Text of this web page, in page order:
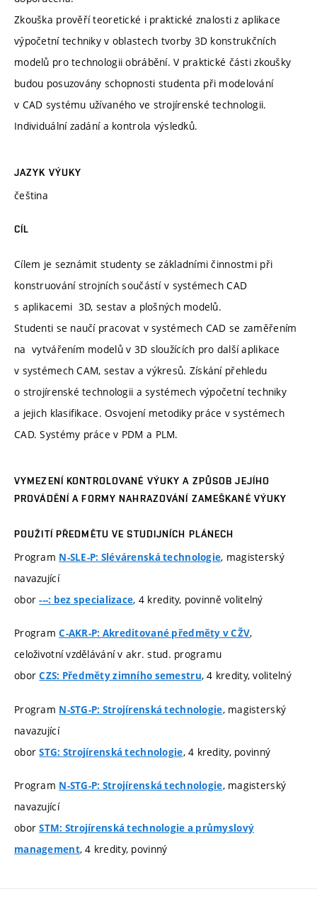
Zkouška prověří teoretické i praktické znalosti z aplikace
výpočetní techniky v oblastech tvorby 3D konstrukčních
modelů pro technologii obrábění. V praktické části zkoušky
budou posuzovány schopnosti studenta při modelování
v CAD systému užívaného ve strojírenské technologii.
Individuální zadání a kontrola výsledků.
JAZYK VÝUKY
čeština
CÍL
Cílem je seznámit studenty se základními činnostmi při
konstruování strojních součástí v systémech CAD
s aplikacemi 3D, sestav a plošných modelů.
Studenti se naučí pracovat v systémech CAD se zaměřením
na vytvářením modelů v 3D sloužících pro další aplikace
v systémech CAM, sestav a výkresů. Získání přehledu
o strojírenské technologii a systémech výpočetní techniky
a jejich klasifikace. Osvojení metodiky práce v systémech
CAD. Systémy práce v PDM a PLM.
VYMEZENÍ KONTROLOVANÉ VÝUKY A ZPŮSOB JEJÍHO
PROVÁDĚNÍ A FORMY NAHRAZOVÁNÍ ZAMEŠKANÉ VÝUKY
POUŽITÍ PŘEDMĚTU VE STUDIJNÍCH PLÁNECH
Program N-SLE-P: Slévárenská technologie, magisterský
navazující
obor---: bez specializace, 4 kredity, povinně volitelný
ProgramC-AKR-P: Akreditované předměty v CŽV,
celoživotní vzdělávání v akr. stud. programu
oborCZS: Předměty zimního semestru, 4 kredity, volitelný
Program N-STG-P: Strojírenská technologie, magisterský
navazující
oborSTG: Strojírenská technologie, 4 kredity, povinný
Program N-STG-P: Strojírenská technologie, magisterský
navazující
oborSTM: Strojírenská technologie a průmyslový
management, 4 kredity, povinný